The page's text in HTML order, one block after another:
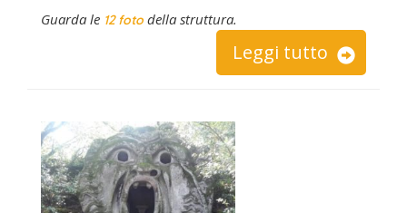
Guarda le 12 foto della struttura.
Leggi tutto